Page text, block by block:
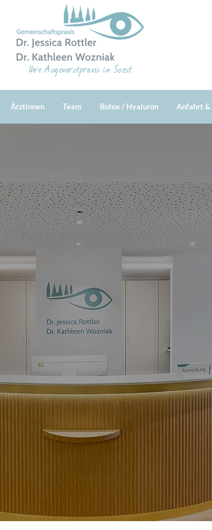
Ärztinnen Team Botox / Hyaluron Anfahrt
bei Ihrer Augenarzt-Praxis in
Rottler